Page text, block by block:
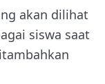
akan dilihat
siswa saat